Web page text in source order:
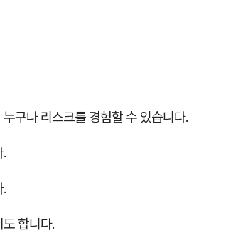
구나 리스크를 경험할 수 있습니다.
.
.
합니다.